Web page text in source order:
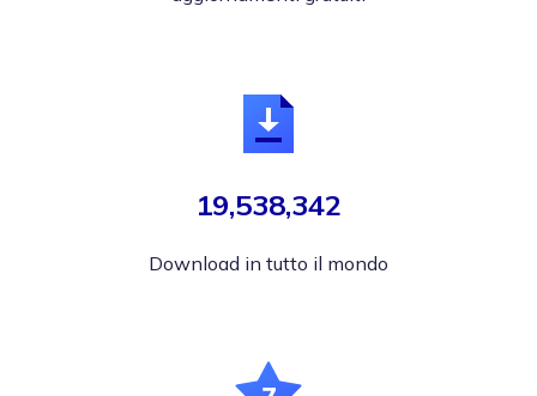
19,538,342
Download in tutto il mondo